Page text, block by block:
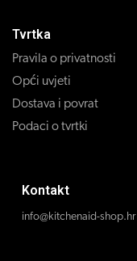
Tvrtka
Pravila o privatnosti
Opći uvjeti
Dostava i povrat
Podaci o tvrtki
Kontakt
info@kitchenaid-shop.hr